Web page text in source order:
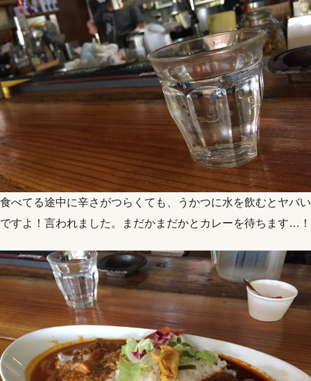
食べてる途中に辛さがつらくても、うかつに水を飲むとヤバい
ですよ！言われました。まだかまだかとカレーを待ちます…！